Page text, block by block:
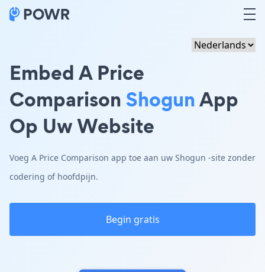
Embed A Price
ComparisonShogunApp
Op Uw Website
Voeg A Price Comparison app toe aan uw Shogun -site zonder
codering of hoofdpijn.
Begin gratis